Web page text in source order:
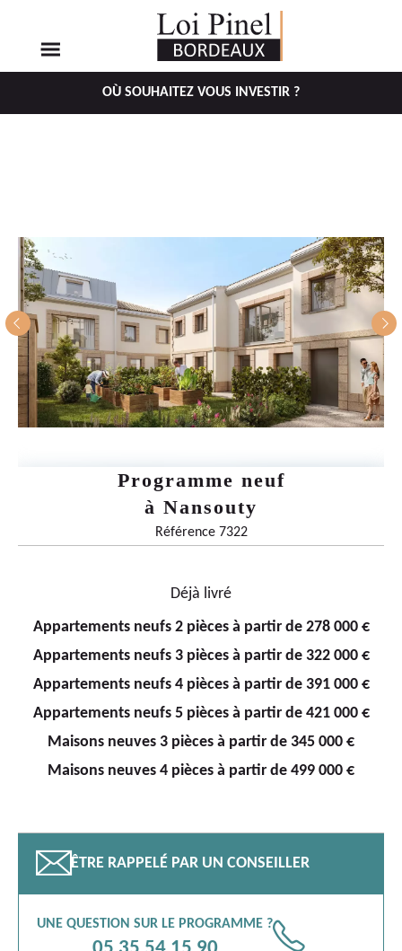
Aller
Aller
OÙ SOUHAITEZ VOUS INVESTIR ?
Programme neuf
à Nansouty
Référence 7322
Déjà livré
Appartements neufs 2 pièces à partir de 278 000 €
Appartements neufs 3 pièces à partir de 322 000 €
Appartements neufs 4 pièces à partir de 391 000 €
Appartements neufs 5 pièces à partir de 421 000 €
Maisons neuves 3 pièces à partir de 345 000 €
Maisons neuves 4 pièces à partir de 499 000 €
📧 ÊTRE RAPPELÉ PAR UN CONSEILLER
UNE QUESTION SUR LE PROGRAMME ?📞